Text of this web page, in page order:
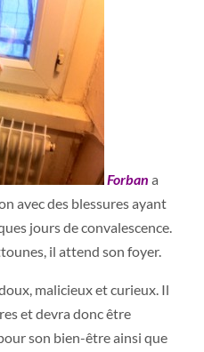
Forban a
avec des blessures ayant
jours de convalescence.
il attend son foyer.
malicieux et curieux. Il
et devra donc être
son bien-être ainsi que